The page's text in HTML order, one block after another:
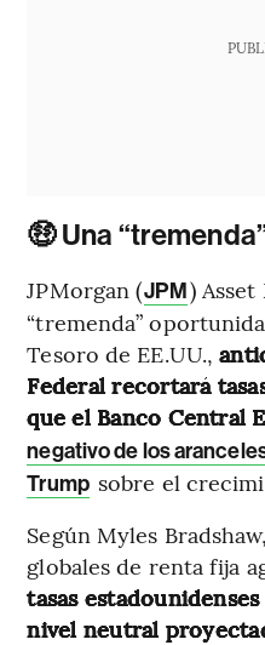
🤑 Una
JPMorgan (JPM)
“tremenda”
Tesoro de EE.UU.,
Federal recortará
que el Banco Central
negativo de los
Trump sobre el
Según Myles
globales de renta fija
tasas
nivel neutral